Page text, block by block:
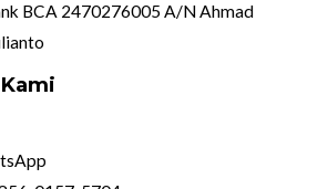
BCA 2470276005 A/N Ahmad